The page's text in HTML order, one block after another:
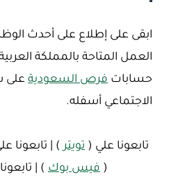
ابقى على إطلاع على أحدث
العمل المتاحة بالمملكة
حسابات فرص السعودية على
الاجتماعي أسفله.
تابعونا علي ( تويتر ) | تابعونا
( فيس بوك ) |